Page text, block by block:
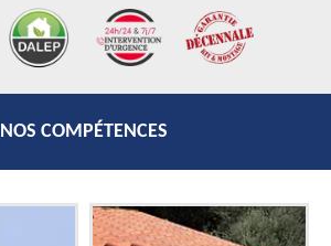
NOS COMPÉTENCES